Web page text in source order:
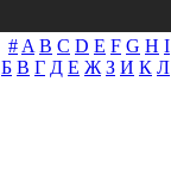
# A B C D E F G H I
Б В Г Д Е Ж З И К Л